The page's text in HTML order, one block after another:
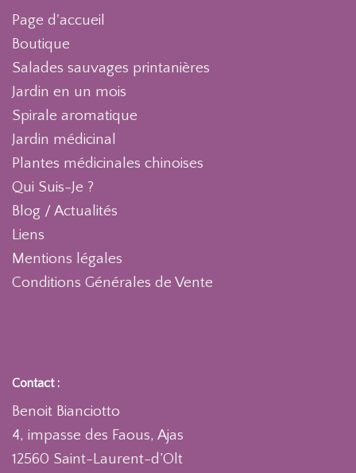
Page d'accueil
Boutique
Salades sauvages printanières
Jardin en un mois
Spirale aromatique
Jardin médicinal
Plantes médicinales chinoises
Qui Suis-Je ?
Blog / Actualités
Liens
Mentions légales
Conditions Générales de Vente
Contact :
Benoit Bianciotto
4, impasse des Faous, Ajas
12560 Saint-Laurent-d’Olt